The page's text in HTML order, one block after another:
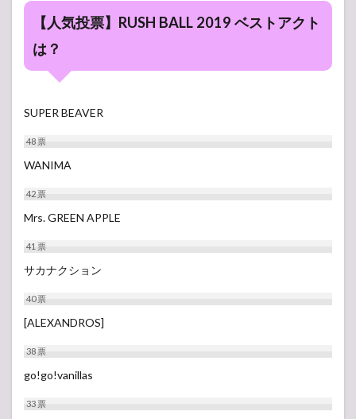
【人気投票】RUSH BALL 2019 ベストアクト
は？
SUPER BEAVER
48票
WANIMA
42票
Mrs. GREEN APPLE
41票
サカナクション
40票
[ALEXANDROS]
38票
go!go!vanillas
33票